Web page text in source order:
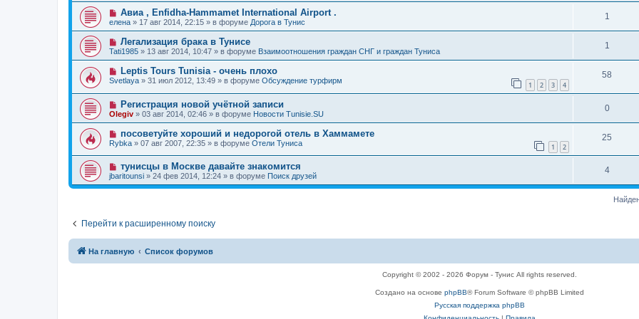
е
н
и
е
о
о
б
щ
е
н
и
е
е
с
о
о
б
щ
е
н
и
е
Н
о
в
е
с
о
б
е
и
е
Авиа , Enfidha-Hammamet International Airport .
елена » 17 авг 2014, 22:15 » в форуме Дорога в Тунис
1
Н
о
в
о
е
с
о
б
щ
е
н
и
Легализация брака в Тунисе
Tati1985 » 13 авг 2014, 10:47 » в форуме Взаимоотношения граждан СНГ и граждан Туниса
1
Н
о
в
о
е
с
б
щ
е
н
е
Leptis Tours Tunisia - очень плохо
Svetlaya » 31 июл 2012, 13:49 » в форуме Обсуждение турфирм 1 2 3 4
58
Н
о
в
е
с
о
щ
е
Регистрация новой учётной записи
Olegiv » 03 авг 2014, 02:46 » в форуме Новости Tunisie.SU
0
Н
о
в
о
е
с
о
о
н
посоветуйте хороший и недорогой отель в Хаммамете
Rybka » 07 авг 2007, 22:35 » в форуме Отели Туниса 1 2
25
Н
о
о
о
е
тунисцы в Москве давайте знакомится
jbaritounsi » 24 фев 2014, 12:24 » в форуме Поиск друзей
4
Перейти к расширенному поиску
На главную Список форумов
Copyright © 2002 - 2026 Форум - Тунис All rights reserved.
Создано на основе phpBB® Forum Software © phpBB Limited
Русская поддержка phpBB